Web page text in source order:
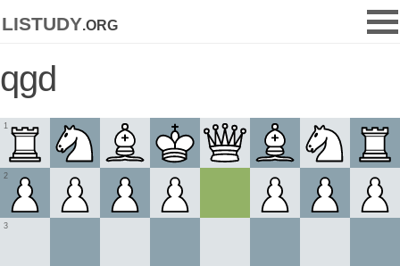
listudy.org
qgd
1
2
3